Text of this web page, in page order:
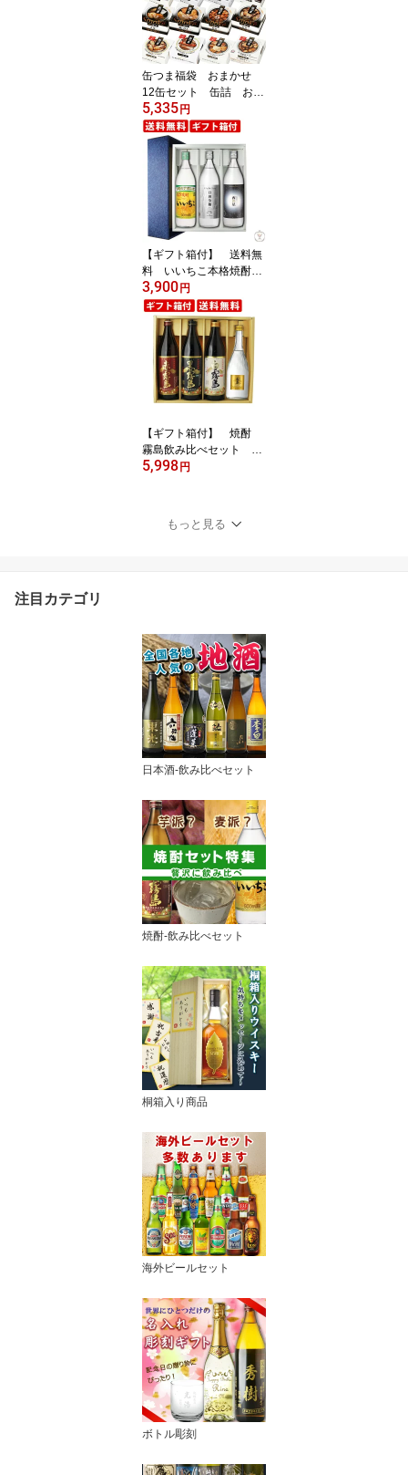
ト プレゼント お中元 夏
ギフト 暑中見舞い
缶つま福袋 おまかせ
12缶セット 缶詰 おつ
まみ 贈り物 ギフト プ
レゼント お中元 夏ギフ
ト 暑中見舞い
5,335 円
【ギフト箱付】 送料無
料 いいちこ本格焼酎セ
ット 麦焼酎900ml×3本
セット（いいちこ 日田
全麹 西の星）（北海
道・沖縄＋890円） 贈
り物 ギフト プレゼント
お中元 夏ギフト 暑中見
舞い
3,900 円
【ギフト箱付】 焼酎
霧島飲み比べセット 赤
霧島 霧島黒 霧島 ゴール
縄＋890円) 贈り物 ギフ
ト プレゼント お中元 夏
5,998 円
もっと見る
注目カテゴリ
日本酒-飲み比べセット
焼酎-飲み比べセット
桐箱入り商品
海外ビールセット
ボトル彫刻